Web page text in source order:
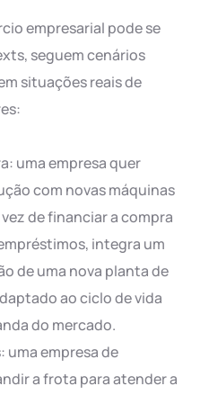
empresarial pode se
seguem cenários
situações reais de
uma empresa quer
com novas máquinas
de financiar a compra
integra um
de uma nova planta de
ao ciclo de vida
do mercado.
empresa de
a frota para atender a